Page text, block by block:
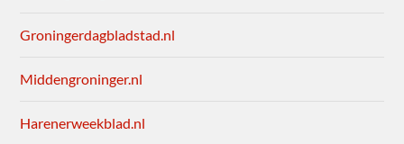
Groningerdagbladstad.nl
Middengroninger.nl
Harenerweekblad.nl